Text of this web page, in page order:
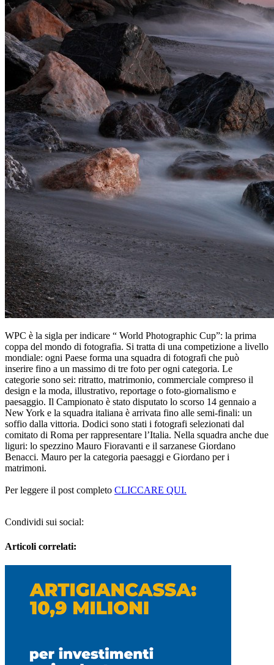
WPC è la sigla per indicare “ World Photographic Cup”: la prima
coppa del mondo di fotografia. Si tratta di una competizione a livello
mondiale: ogni Paese forma una squadra di fotografi che può
inserire fino a un massimo di tre foto per ogni categoria. Le
categorie sono sei: ritratto, matrimonio, commerciale compreso il
design e la moda, illustrativo, reportage o foto-giornalismo e
paesaggio. Il Campionato è stato disputato lo scorso 14 gennaio a
New York e la squadra italiana è arrivata fino alle semi-finali: un
soffio dalla vittoria. Dodici sono stati i fotografi selezionati dal
comitato di Roma per rappresentare l’Italia. Nella squadra anche due
liguri: lo spezzino Mauro Fioravanti e il sarzanese Giordano
Benacci. Mauro per la categoria paesaggi e Giordano per i
matrimoni.
Per leggere il post completo CLICCARE QUI.
Condividi sui social:
Articoli correlati: